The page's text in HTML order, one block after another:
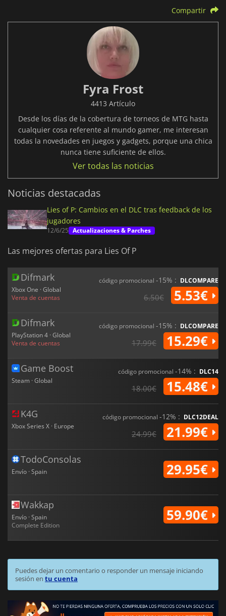
Compartir
Fyra Frost
4413 Artículo
Desde los días de la cobertura de torneos de MTG hasta
cualquier cosa referente al mundo gamer, me interesan
todas la novedades en juegos y gadgets, porque una chica
nunca tiene suficiente de ellos.
Ver todas las noticias
Noticias destacadas
Lies of P: Cambios en el DLC tras feedback de los
jugadores
12/6/25 Actualizaciones & Parches
Las mejores ofertas para Lies Of P
Difmark
Xbox One · Global
Venta de cuentas
código promocional -15% : DLCOMPARE
6.50€ 5.53€
Difmark
PlayStation 4 · Global
Venta de cuentas
código promocional -15% : DLCOMPARE
17.99€ 15.29€
Game Boost
Steam · Global
código promocional -14% : DLC14
18.00€ 15.48€
K4G
Xbox Series X · Europe
código promocional -12% : DLC12DEAL
24.99€ 21.99€
TodoConsolas
Envío · Spain 29.95€
Wakkap
Envío · Spain
Complete Edition
59.90€
Puedes dejar un comentario o responder un mensaje iniciando
sesión en tu cuenta